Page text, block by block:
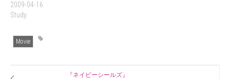
2009-04-16
Study
Movie
『ネイビーシールズ』